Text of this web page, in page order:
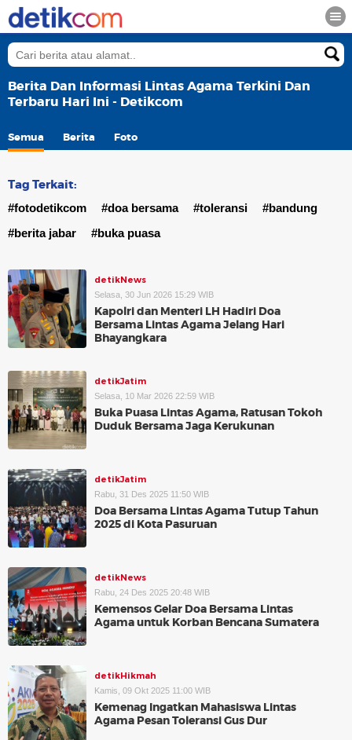
Berita Dan Informasi Lintas Agama Terkini Dan
Terbaru Hari Ini - Detikcom
Semua Berita Foto
Tag Terkait:
#fotodetikcom #doa bersama #toleransi
#bandung
#berita jabar
#buka puasa
detikNews
Selasa, 30 Jun 2026 15:29 WIB
Kapolri dan Menteri LH Hadiri Doa
Bersama Lintas Agama Jelang Hari
Bhayangkara
detikJatim
Selasa, 10 Mar 2026 22:59 WIB
Buka Puasa Lintas Agama, Ratusan Tokoh
Duduk Bersama Jaga Kerukunan
detikJatim
Rabu, 31 Des 2025 11:50 WIB
Doa Bersama Lintas Agama Tutup Tahun
2025 di Kota Pasuruan
detikNews
Rabu, 24 Des 2025 20:48 WIB
Kemensos Gelar Doa Bersama Lintas
Agama untuk Korban Bencana Sumatera
detikHikmah
Kamis, 09 Okt 2025 11:00 WIB
Kemenag Ingatkan Mahasiswa Lintas
Agama Pesan Toleransi Gus Dur